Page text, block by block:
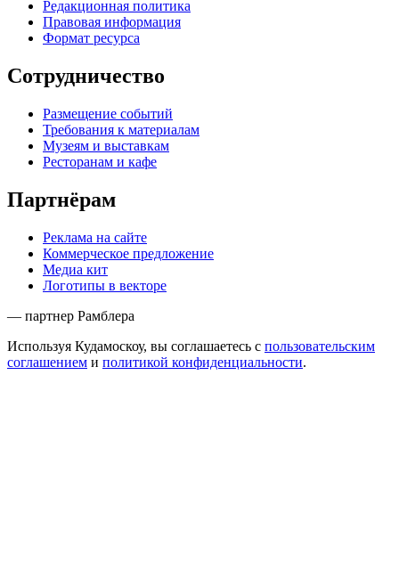
Редакционная политика
Правовая информация
Формат ресурса
Сотрудничество
Размещение событий
Требования к материалам
Музеям и выставкам
Ресторанам и кафе
Партнёрам
Реклама на сайте
Коммерческое предложение
Медиа кит
Логотипы в векторе
— партнер Рамблера
Используя Кудамоскоу, вы соглашаетесь с пользовательским
соглашением и политикой конфиденциальности.